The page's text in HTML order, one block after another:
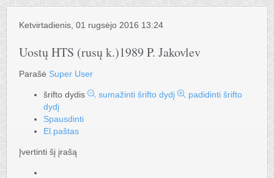
Ketvirtadienis, 01 rugsėjo 2016 13:24
Uostų HTS (rusų k.)1989 P. Jakovlev
Parašė Super User
šrifto dydis sumažinti šrifto dydį
padidinti šrifto
dydį
Spausdinti
El.paštas
Įvertinti šį įrašą